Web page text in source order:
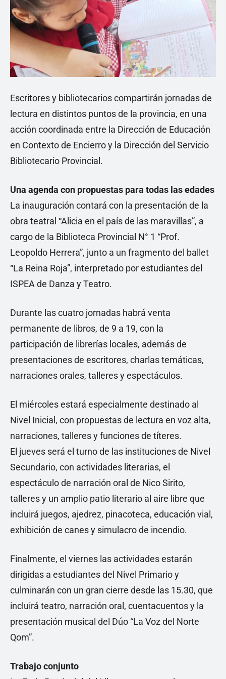
Escritores y bibliotecarios compartirán jornadas de
lectura en distintos puntos de la provincia, en una
acción coordinada entre la Dirección de Educación
en Contexto de Encierro y la Dirección del Servicio
Bibliotecario Provincial.
Una agenda con propuestas para todas las edades
La inauguración contará con la presentación de la
obra teatral “Alicia en el país de las maravillas”, a
cargo de la Biblioteca Provincial N° 1 “Prof.
Leopoldo Herrera”, junto a un fragmento del ballet
“La Reina Roja”, interpretado por estudiantes del
ISPEA de Danza y Teatro.
Durante las cuatro jornadas habrá venta
permanente de libros, de 9 a 19, con la
participación de librerías locales, además de
presentaciones de escritores, charlas temáticas,
narraciones orales, talleres y espectáculos.
El miércoles estará especialmente destinado al
Nivel Inicial, con propuestas de lectura en voz alta,
narraciones, talleres y funciones de títeres.
El jueves será el turno de las instituciones de Nivel
Secundario, con actividades literarias, el
espectáculo de narración oral de Nico Sirito,
talleres y un amplio patio literario al aire libre que
incluirá juegos, ajedrez, pinacoteca, educación vial,
exhibición de canes y simulacro de incendio.
Finalmente, el viernes las actividades estarán
dirigidas a estudiantes del Nivel Primario y
culminarán con un gran cierre desde las 15.30, que
incluirá teatro, narración oral, cuentacuentos y la
presentación musical del Dúo “La Voz del Norte
Qom”.
Trabajo conjunto